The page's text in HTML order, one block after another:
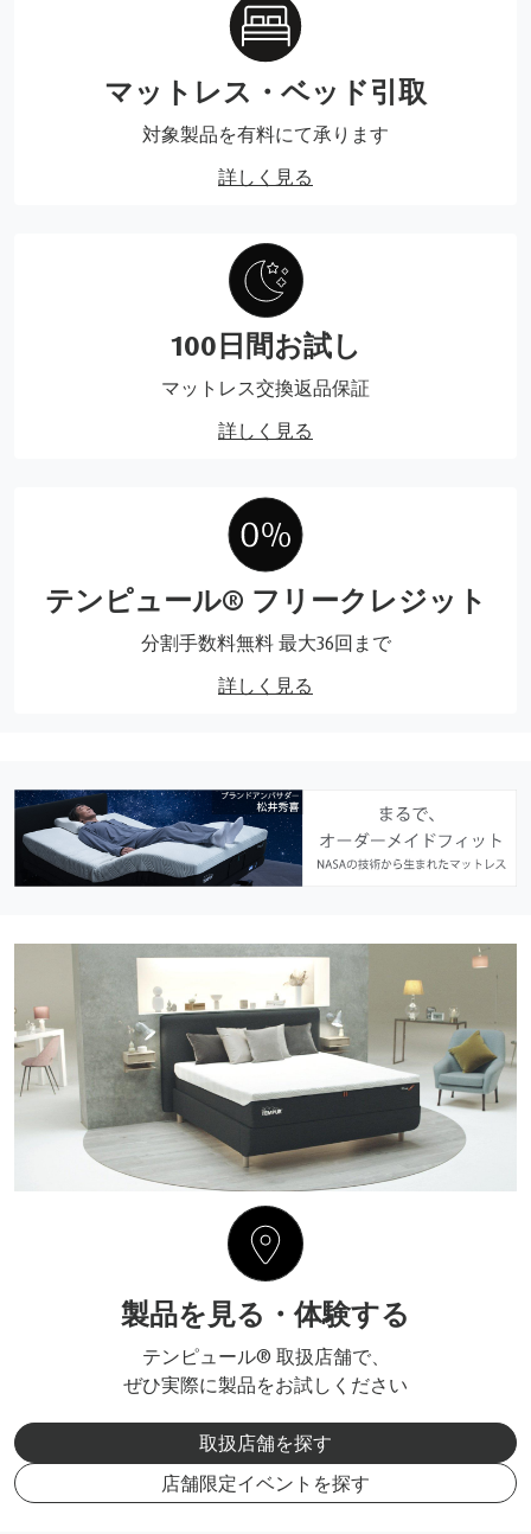
マットレス・ベッド引取
対象製品を有料にて承ります
詳しく見る
100日間お試し
マットレス交換返品保証
詳しく見る
テンピュール® フリークレジット
分割手数料無料 最大36回まで
詳しく見る
製品を見る・体験する
テンピュール® 取扱店舗で、
ぜひ実際に製品をお試しください
取扱店舗を探す
店舗限定イベントを探す